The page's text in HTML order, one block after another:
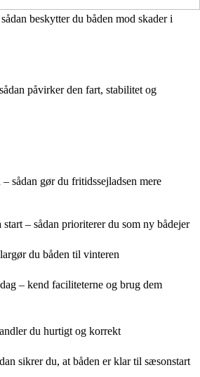
beskytter du båden mod skader i
påvirker den fart, stabilitet og
sådan gør du fritidssejladsen mere
– sådan prioriterer du som ny bådejer
du båden til vinteren
– kend faciliteterne og brug dem
du hurtigt og korrekt
sikrer du, at båden er klar til sæsonstart